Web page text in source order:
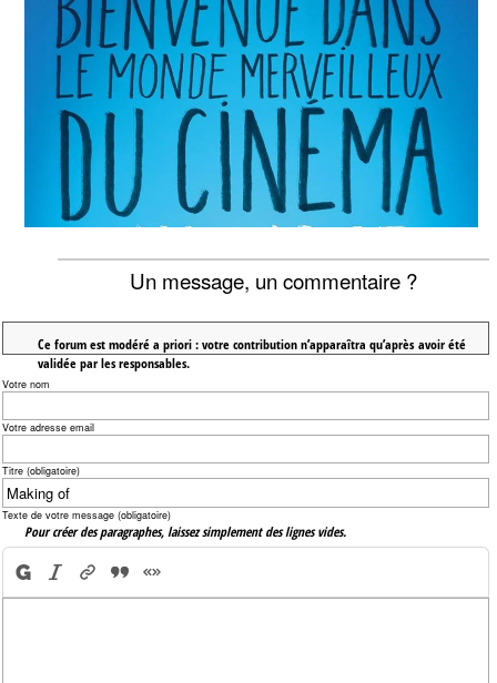
Un message, un commentaire ?
Ce forum est modéré a priori : votre contribution n’apparaîtra qu’après avoir été
validée par les responsables.
Votre nom
Votre adresse email
Titre (obligatoire)
Texte de votre message (obligatoire)
Pour créer des paragraphes, laissez simplement des lignes vides.